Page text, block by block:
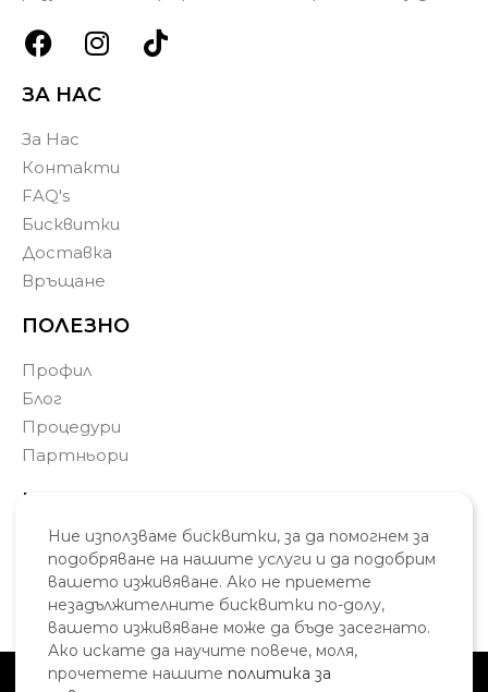
ЗА НАС
За Нас
Контакти
FAQ's
Бисквитки
Доставка
Връщане
ПОЛЕЗНО
Профил
Блог
Процедури
Партньори
КОНТАКТИ
0877 771 902
info@skincosmetic.eu
Варна, България
Политика за поверителност Общи условия
Ние използваме бисквитки, за да помогнем за
подобряване на нашите услуги и да подобрим
вашето изживяване. Ако не приемете
незадължителните бисквитки по-долу,
вашето изживяване може да бъде засегнато.
Ако искате да научите повече, моля,
прочетете нашите политика за